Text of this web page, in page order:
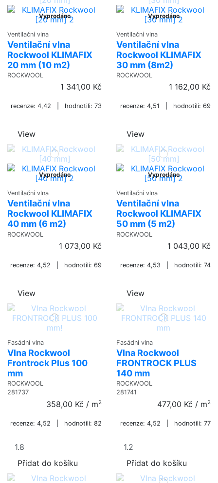
Vyprodáno
Ventilační vlna
Ventilační vlna
Rockwool KLIMAFIX
20 mm (10 m2)
ROCKWOOL
1 341,00 Kč
recenze: 4,42 | hodnotili: 73
View
Vyprodáno
Ventilační vlna
Ventilační vlna
Rockwool KLIMAFIX
30 mm (8m2)
ROCKWOOL
1 162,00 Kč
recenze: 4,51 | hodnotili: 69
View
Vyprodáno
Ventilační vlna
Ventilační vlna
Rockwool KLIMAFIX
40 mm (6 m2)
ROCKWOOL
1 073,00 Kč
recenze: 4,52 | hodnotili: 69
View
Vyprodáno
Ventilační vlna
Ventilační vlna
Rockwool KLIMAFIX
50 mm (5 m2)
ROCKWOOL
1 043,00 Kč
recenze: 4,53 | hodnotili: 74
View
Fasádní vlna
Vlna Rockwool
Frontrock Plus 100
mm
ROCKWOOL
281737
358,00 Kč / m2
recenze: 4,52 | hodnotili: 82
Přidat do košíku
Fasádní vlna
Vlna Rockwool
FRONTROCK PLUS
140 mm
ROCKWOOL
281741
477,00 Kč / m2
recenze: 4,52 | hodnotili: 77
Přidat do košíku